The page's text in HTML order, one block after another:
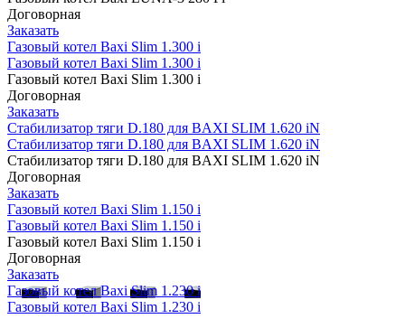
Договорная
Заказать
Газовый котел Baxi Slim 1.300 i
Газовый котел Baxi Slim 1.300 i
Газовый котел Baxi Slim 1.300 i
Договорная
Заказать
Стабилизатор тяги D.180 для BAXI SLIM 1.620 iN
Стабилизатор тяги D.180 для BAXI SLIM 1.620 iN
Стабилизатор тяги D.180 для BAXI SLIM 1.620 iN
Договорная
Заказать
Газовый котел Baxi Slim 1.150 i
Газовый котел Baxi Slim 1.150 i
Газовый котел Baxi Slim 1.150 i
Договорная
Заказать
Газовый котел Baxi Slim 1.230 i
Газовый котел Baxi Slim 1.230 i